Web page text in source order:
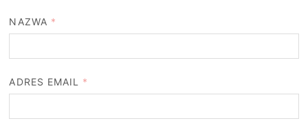
NAZWA *
ADRES EMAIL *